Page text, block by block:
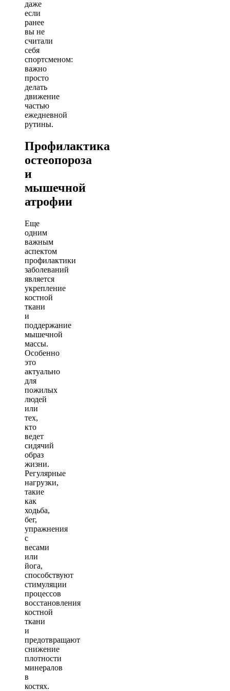
даже
если
ранее
вы не
считали
себя
спортсменом:
важно
просто
делать
движение
частью
ежедневной
рутины.
Профилактика
остеопороза
и
мышечной
атрофии
Еще
одним
важным
аспектом
профилактики
заболеваний
является
укрепление
костной
ткани
и
поддержание
мышечной
массы.
Особенно
это
актуально
для
пожилых
людей
или
тех,
кто
ведет
сидячий
образ
жизни.
Регулярные
нагрузки,
такие
как
ходьба,
бег,
упражнения
с
весами
или
йога,
способствуют
стимуляции
процессов
восстановления
костной
ткани
и
предотвращают
снижение
плотности
минералов
в
костях.